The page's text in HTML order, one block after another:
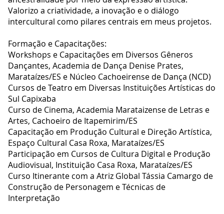
Valorizo a criatividade, a inovação e o diálogo
intercultural como pilares centrais em meus projetos.
Formação e Capacitações:
Workshops e Capacitações em Diversos Gêneros
Dançantes, Academia de Dança Denise Prates,
Marataízes/ES e Núcleo Cachoeirense de Dança (NCD)
Cursos de Teatro em Diversas Instituições Artísticas do
Sul Capixaba
Curso de Cinema, Academia Marataizense de Letras e
Artes, Cachoeiro de Itapemirim/ES
Capacitação em Produção Cultural e Direção Artística,
Espaço Cultural Casa Roxa, Marataízes/ES
Participação em Cursos de Cultura Digital e Produção
Audiovisual, Instituição Casa Roxa, Marataízes/ES
Curso Itinerante com a Atriz Global Tássia Camargo de
Construção de Personagem e Técnicas de
Interpretação